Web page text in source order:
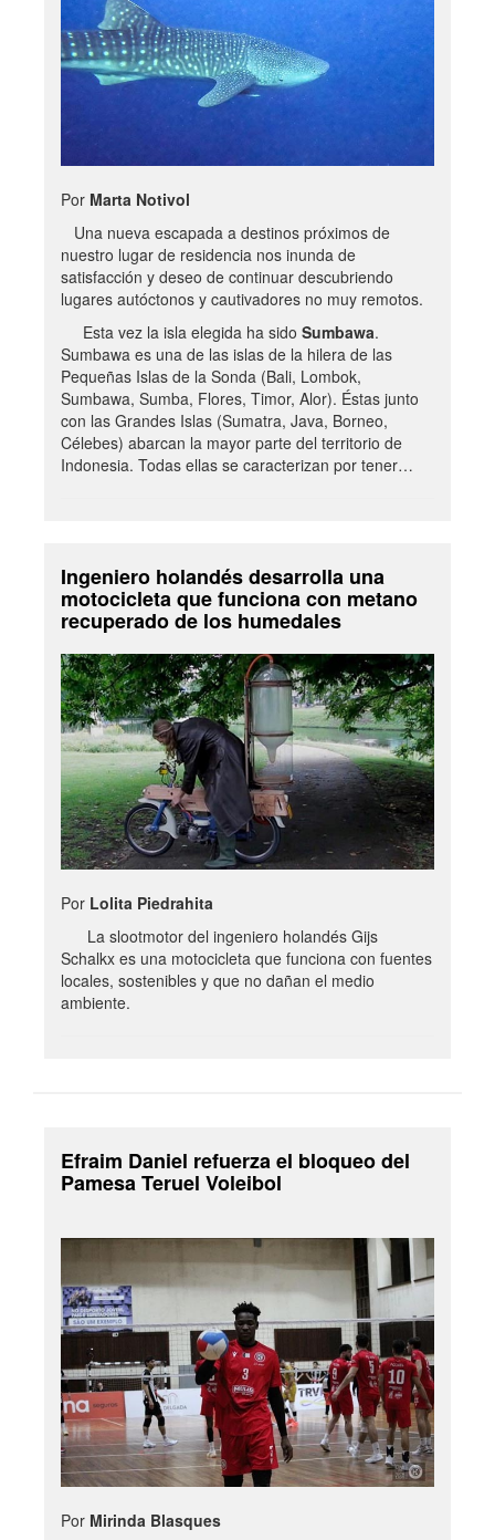
Por Marta Notivol
Una nueva escapada a destinos próximos de
nuestro lugar de residencia nos inunda de
satisfacción y deseo de continuar descubriendo
lugares autóctonos y cautivadores no muy remotos.
Esta vez la isla elegida ha sido Sumbawa.
Sumbawa es una de las islas de la hilera de las
Pequeñas Islas de la Sonda (Bali, Lombok,
Sumbawa, Sumba, Flores, Timor, Alor). Éstas junto
con las Grandes Islas (Sumatra, Java, Borneo,
Célebes) abarcan la mayor parte del territorio de
Indonesia. Todas ellas se caracterizan por tener…
Ingeniero holandés desarrolla una
motocicleta que funciona con metano
recuperado de los humedales
Por Lolita Piedrahita
La slootmotor del ingeniero holandés Gijs
Schalkx es una motocicleta que funciona con fuentes
locales, sostenibles y que no dañan el medio
ambiente.
Efraim Daniel refuerza el bloqueo del
Pamesa Teruel Voleibol
Por Mirinda Blasques